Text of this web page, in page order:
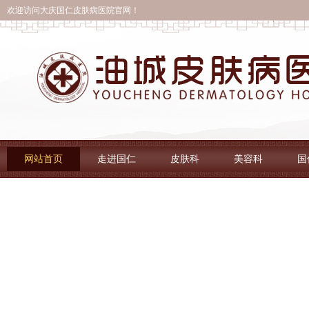
欢迎访问大庆国仁皮肤病医院官网！
网站首页 走进国仁 皮肤科 美容科